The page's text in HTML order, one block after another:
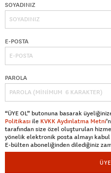
SOYADINIZ
E-POSTA
PAROLA
“ÜYE OL” butonuna basarak
Politikası ile KVKK Aydınlatma Metni
tarafından size özel oluşturulan
yönelik elektronik posta almayı kabul
E-bülten aboneliğinden dilediğiniz